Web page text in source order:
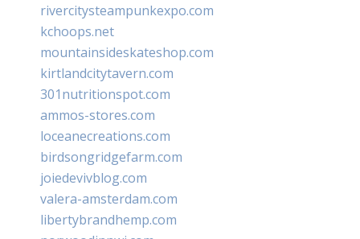
rivercitysteampunkexpo.com
kchoops.net
mountainsideskateshop.com
kirtlandcitytavern.com
301nutritionspot.com
ammos-stores.com
loceanecreations.com
birdsongridgefarm.com
joiedevivblog.com
valera-amsterdam.com
libertybrandhemp.com